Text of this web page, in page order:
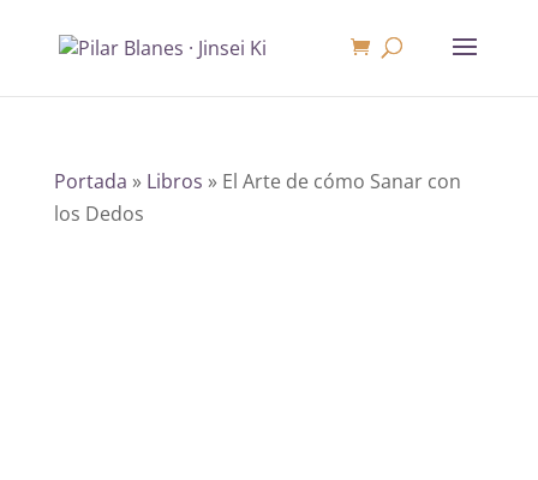
Portada » Libros » El Arte de cómo Sanar con
los Dedos